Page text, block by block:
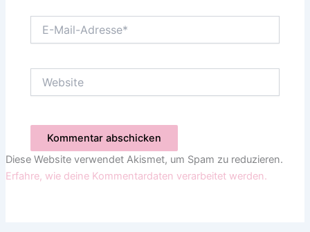
Mail-
Diese Website verwendet Akismet, um Spam zu reduzieren.
Erfahre, wie deine Kommentardaten verarbeitet werden.